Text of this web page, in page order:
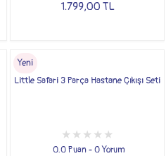
1.799,00 TL
Yeni
Little Safari 3 Parça Hastane Çıkışı Seti
0.0 Puan - 0 Yorum